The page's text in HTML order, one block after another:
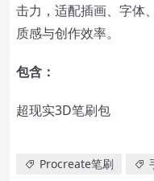
击力，适配插画、字体
质感与创作效率。
包含：
超现实3D笔刷包
Procreate笔刷